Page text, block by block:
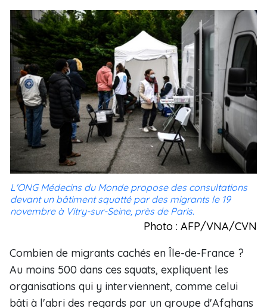
L'ONG Médecins du Monde propose des consultations
devant un bâtiment squatté par des migrants le 19
novembre à Vitry-sur-Seine, près de Paris.
Photo : AFP/VNA/CVN
Combien de migrants cachés en Île-de-France ?
Au moins 500 dans ces squats, expliquent les
organisations qui y interviennent, comme celui
bâti à l'abri des regards par un groupe d'Afghans